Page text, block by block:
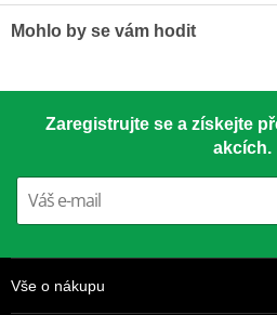
Mohlo by se vám hodit
Zaregistrujte se a získejte
akcích.
Vše o nákupu